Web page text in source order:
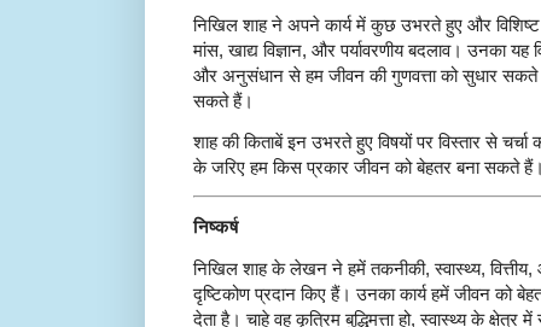
निखिल शाह ने अपने कार्य में कुछ उभरते हुए और विशिष्ट
मांस, खाद्य विज्ञान, और पर्यावरणीय बदलाव। उनका यह
और अनुसंधान से हम जीवन की गुणवत्ता को सुधार सकते
सकते हैं।
शाह की किताबें इन उभरते हुए विषयों पर विस्तार से
के जरिए हम किस प्रकार जीवन को बेहतर बना सकते
निष्कर्ष
निखिल शाह के लेखन ने हमें तकनीकी, स्वास्थ्य, वित्तीय,
दृष्टिकोण प्रदान किए हैं। उनका कार्य हमें जीवन को
देता है। चाहे वह कृत्रिम बुद्धिमत्ता हो, स्वास्थ्य के क्षेत्र में